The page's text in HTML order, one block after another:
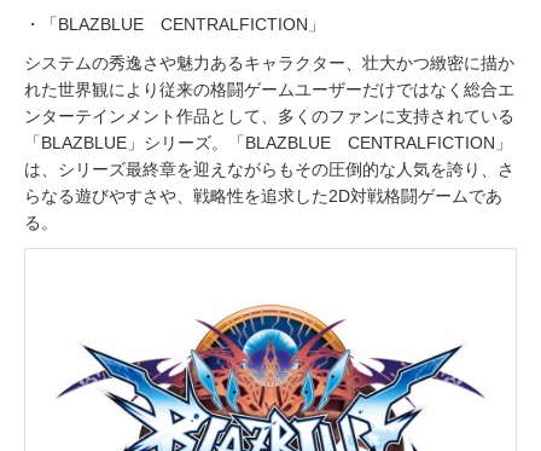
・「BLAZBLUE CENTRALFICTION」
システムの秀逸さや魅力あるキャラクター、壮大かつ緻密に描か
れた世界観により従来の格闘ゲームユーザーだけではなく総合エ
ンターテインメント作品として、多くのファンに支持されている
「BLAZBLUE」シリーズ。「BLAZBLUE CENTRALFICTION」
は、シリーズ最終章を迎えながらもその圧倒的な人気を誇り、さ
らなる遊びやすさや、戦略性を追求した2D対戦格闘ゲームであ
る。